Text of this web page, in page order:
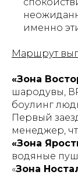
именно
Маршрут
«Зона
шародувы,
боулинг
Первый
менеджер,
«Зона
водяные
«Зона